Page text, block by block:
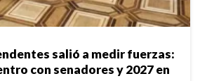
salió a medir fuerzas:
con senadores y 2027 en